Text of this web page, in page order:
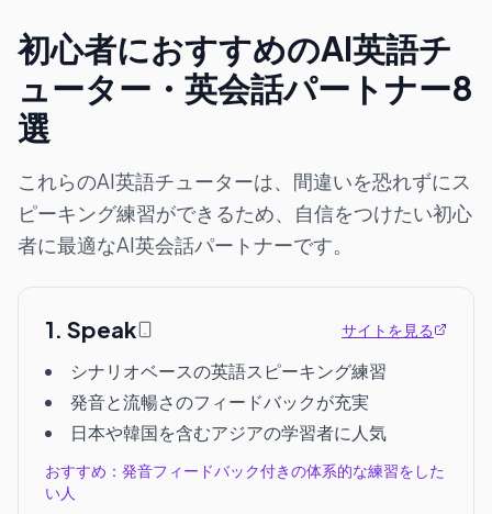
初心者におすすめのAI英語チ
ューター・英会話パートナー8
選
これらのAI英語チューターは、間違いを恐れずにス
ピーキング練習ができるため、自信をつけたい初心
者に最適なAI英会話パートナーです。
1. Speak サイトを見る
シナリオベースの英語スピーキング練習
発音と流暢さのフィードバックが充実
日本や韓国を含むアジアの学習者に人気
おすすめ：発音フィードバック付きの体系的な練習をした
い人